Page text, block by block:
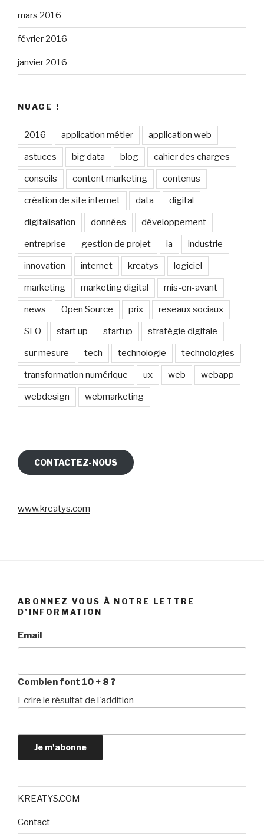
mars 2016
février 2016
janvier 2016
NUAGE !
2016 application métier application web
astuces big data blog cahier des charges
conseils content marketing contenus
création de site internet data digital
digitalisation données développement
entreprise gestion de projet ia industrie
innovation internet kreatys logiciel
marketing marketing digital mis-en-avant
news Open Source prix reseaux sociaux
SEO start up startup stratégie digitale
sur mesure tech technologie technologies
transformation numérique ux web webapp
webdesign webmarketing
CONTACTEZ-NOUS
www.kreatys.com
ABONNEZ VOUS À NOTRE LETTRE
D’INFORMATION
Email
Combien font 10 + 8 ?
Ecrire le résultat de l'addition
Je m'abonne
KREATYS.COM
Contact